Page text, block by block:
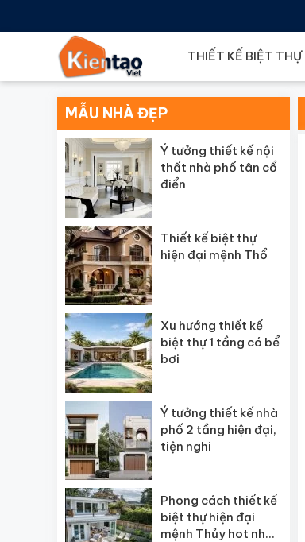
THIẾT KẾ BIỆT THỰ
MẪU NHÀ ĐẸP
Ý tưởng thiết kế nội
thất nhà phố tân cổ
điển
Thiết kế biệt thự
hiện đại mệnh Thổ
Xu hướng thiết kế
biệt thự 1 tầng có bể
bơi
Ý tưởng thiết kế nhà
phố 2 tầng hiện đại,
tiện nghi
Phong cách thiết kế
biệt thự hiện đại
mệnh Thủy hot nhất